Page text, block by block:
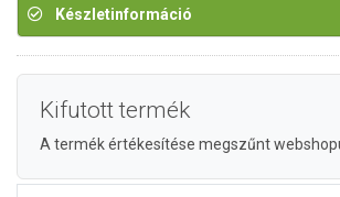
Készletinformáció
Kifutott termék
A termék értékesítése megszűnt